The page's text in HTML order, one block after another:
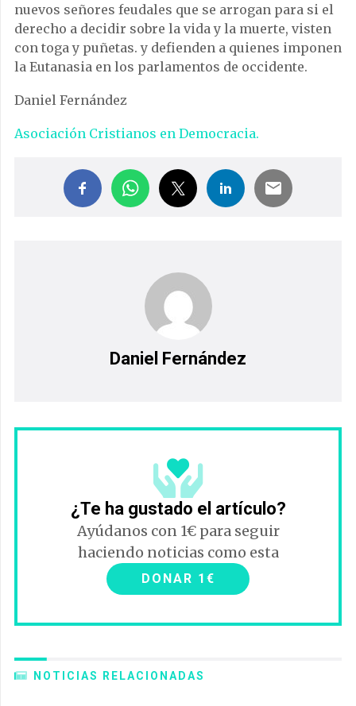
nuevos señores feudales que se arrogan para si el
derecho a decidir sobre la vida y la muerte, visten
con toga y puñetas. y defienden a quienes imponen
la Eutanasia en los parlamentos de occidente.
Daniel Fernández
Asociación Cristianos en Democracia.
Daniel Fernández
¿Te ha gustado el artículo?
Ayúdanos con 1€ para seguir
haciendo noticias como esta
DONAR 1€
NOTICIAS RELACIONADAS